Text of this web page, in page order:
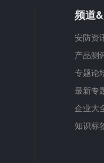
频道
安防资
产品测
专题论
最新专
企业大
知识标